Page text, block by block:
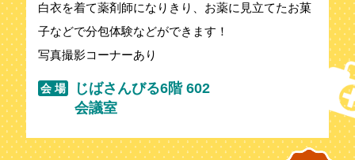
白衣を着て薬剤師になりきり、お薬に見立てたお菓
子などで分包体験などができます！
写真撮影コーナーあり
会 場
じばさんびる6階 602
会議室